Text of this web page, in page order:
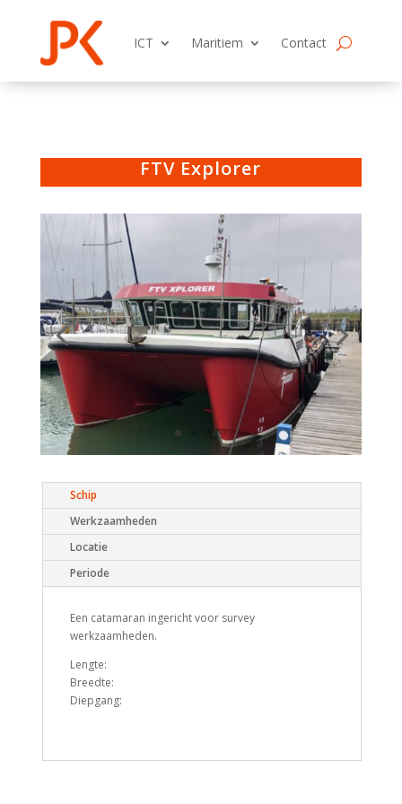
ICT Maritiem Contact
FTV Explorer
Schip
Werkzaamheden
Locatie
Periode
Een catamaran ingericht voor survey
werkzaamheden.
Lengte:
Breedte:
Diepgang: